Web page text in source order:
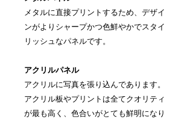
メタルに直接プリントするため、デザイ
ンがよりシャープかつ色鮮やかでスタイ
リッシュなパネルです。
アクリルパネル
アクリルに写真を張り込んであります。
アクリル板やプリントは全てクオリティ
が最も高く、色合いがとても鮮明になり